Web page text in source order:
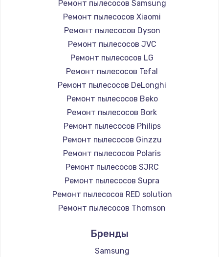
Ремонт пылесосов Samsung
Ремонт пылесосов Xiaomi
Ремонт пылесосов Dyson
Ремонт пылесосов JVC
Ремонт пылесосов LG
Ремонт пылесосов Tefal
Ремонт пылесосов DeLonghi
Ремонт пылесосов Beko
Ремонт пылесосов Bork
Ремонт пылесосов Philips
Ремонт пылесосов Ginzzu
Ремонт пылесосов Polaris
Ремонт пылесосов SJRC
Ремонт пылесосов Supra
Ремонт пылесосов RED solution
Ремонт пылесосов Thomson
Ремонт пылесосов lydsto
Ремонт пылесосов Atvel
Бренды
Samsung